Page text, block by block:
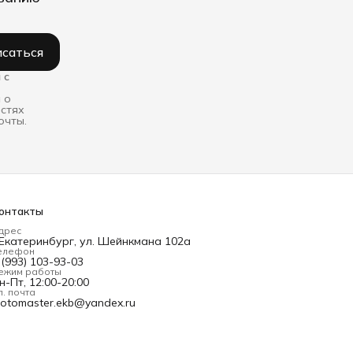
с
о
ул. Шейнкмана 102а
103-93-03
работы
Пт, 12:00-20:00
почта